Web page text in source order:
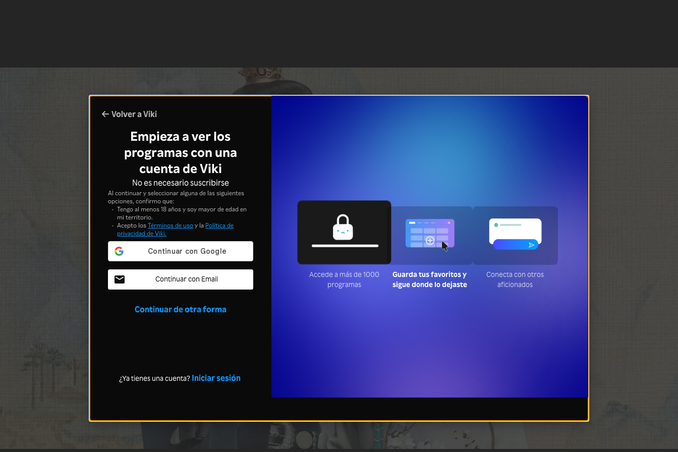
Volver a Viki
Empieza a ver los
programas con una
cuenta de Viki
No es necesario suscribirse
Al continuar y seleccionar alguna de las siguientes
opciones, confirmo que:
Tengo al menos 18 años y soy mayor de edad en
mi territorio.
Acepto losTérminos de usoy la Política de
privacidad de Viki.
Continuar con Email
Continuar de otra forma
¿Ya tienes una cuenta? Iniciar sesión
Accede a más de 1000
programas
Guarda tus favoritos y
sigue donde lo dejaste
Conecta con otros
aficionados